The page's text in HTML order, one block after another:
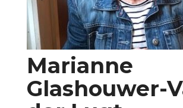
Marianne
Glashouwer-